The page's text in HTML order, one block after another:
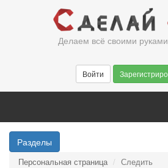
Делаем всё своими
Войти
Разделы
Персональная страница Следить